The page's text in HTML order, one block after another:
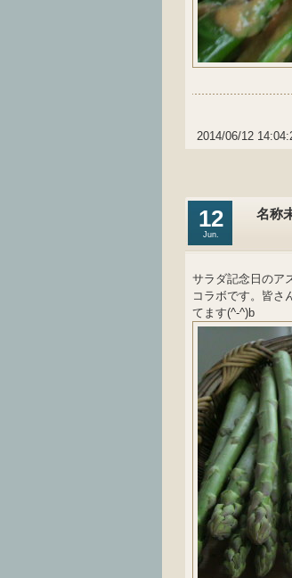
2014/06/12
12
Jun.
名称
サラダ記念日のア
コラボです。皆さ
てます(^-^)b